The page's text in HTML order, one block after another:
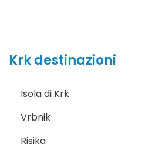
Krk destinazioni
Isola di Krk
Vrbnik
Risika